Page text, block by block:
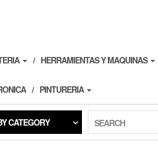
HERRAMIENTAS Y MAQUINAS
PINTURERIA
CATEGORY SEARCH